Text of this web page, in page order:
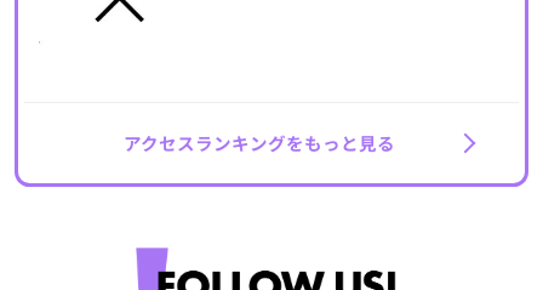
アクセスランキングをもっと見る